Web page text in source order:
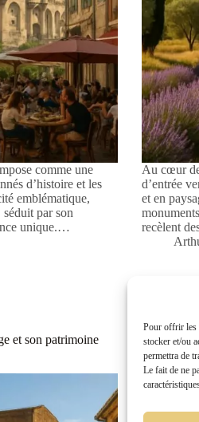
Pour offrir les
stocker et/ou
permettra de
Le fait de ne
comme une
d’histoire et les
emblématique,
séduit par son
unique.…
Au cœur
d’entrée
et en
recèlent
et son patrimoine
Festival
temps forts